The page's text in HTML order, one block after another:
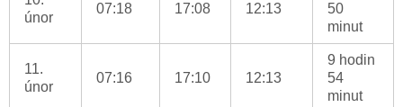
únor
07:18 17:08 12:13
50
minut
11.
únor
07:16 17:10 12:13
9 hodin
54
minut